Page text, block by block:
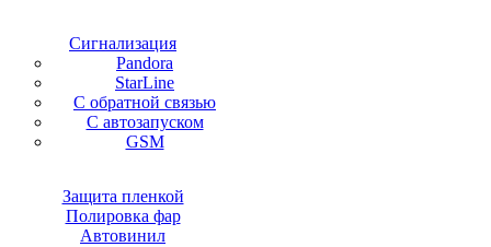
Сигнализация
Pandora
StarLine
С обратной связью
С автозапуском
GSM
Защита пленкой
Полировка фар
Автовинил